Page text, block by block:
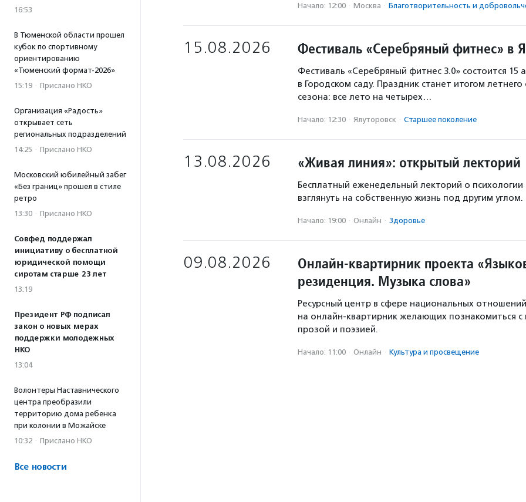
16:53
В Тюменской области прошел
кубок по спортивному
ориентированию
«Тюменский формат-2026»
15:19 · Прислано НКО
Организация «Радость»
открывает сеть
региональных подразделений
14:25 · Прислано НКО
Московский юбилейный забег
«Без границ» прошел в стиле
ретро
13:30 · Прислано НКО
Совфед поддержал
инициативу о бесплатной
юридической помощи
сиротам старше 23 лет
13:19
Президент РФ подписал
закон о новых мерах
поддержки молодежных
НКО
13:04
Волонтеры Наставнического
центра преобразили
территорию дома ребенка
при колонии в Можайске
10:32 · Прислано НКО
Все новости
Начало: 12:00 · Москва · Благотвори­тель­ность и
15.08.2026 Фестиваль «Серебряный фитнес» в
Фестиваль «Серебряный фитнес 3.0» состоится 15
в Городском саду. Праздник станет итогом летнего
сезона: все лето на четырех…
Начало: 12:30 · Ялуторовск · Старшее поколение
13.08.2026 «Живая линия»: открытый лекторий
Бесплатный еженедельный лекторий о
взглянуть на собственную жизнь под другим углом.
Начало: 19:00 · Онлайн · Здоровье
09.08.2026
Онлайн-квартирник проекта
резиденция. Музыка слова»
Ресурсный центр в сфере национальных
на онлайн-квартирник желающих познакомиться с
прозой и поэзией.
Начало: 11:00 · Онлайн · Культура и просвещение